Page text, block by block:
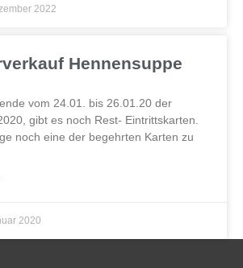
2022
Hennensuppe
vom 24.01. bis 26.01.20 der
gibt es noch Rest- Eintrittskarten.
noch eine der begehrten Karten zu
2020